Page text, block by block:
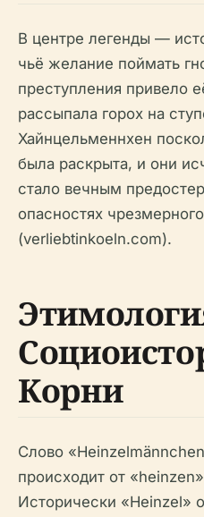
В центре легенды —
чьё желание поймать
преступления привело
рассыпала горох на
Хайнцельменнхен
была раскрыта, и они
стало вечным
опасностях
(verliebtinkoeln.com).
Корни
Слово
происходит от
Исторически «Heinzel»